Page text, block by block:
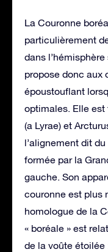
La Couronne
particulièrement
dans
propose donc aux
époustouflant
optimales. Elle est
(a Lyrae) et
l’alignement dit
formée par la
gauche. Son
couronne est plus
homologue de la
« boréale » est
de la voûte étoilée